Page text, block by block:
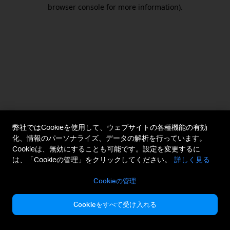
browser console for more information).
弊社ではCookieを使用して、ウェブサイトの各種機能の有効
化、情報のパーソナライズ、データの解析を行っています。
Cookieは、無効にすることも可能です。設定を変更するに
は、「Cookieの管理」をクリックしてください。
詳しく見る
Cookieの管理
Cookieをすべて受け入れる